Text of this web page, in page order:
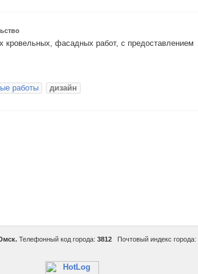
фасадных работ, с предоставлением
работы дизайн
Телефонный код города: 3812 Почтовый индекс города: